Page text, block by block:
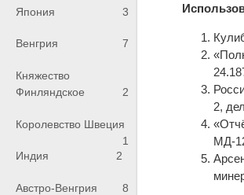
Япония 3
Венгрия 7
Княжество
Финляндское
2
Королевство Швеция
1
Индия
2
Австро-Венгрия 8
2,
МД-